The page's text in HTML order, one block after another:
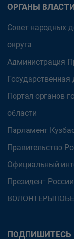
ОРГАНЫ ВЛАСТИ
Совет народных
округа
Администрация
Портал органов
области
Парламент
Правительство
Официальный
Президент России
ПОДПИШИТЕСЬ